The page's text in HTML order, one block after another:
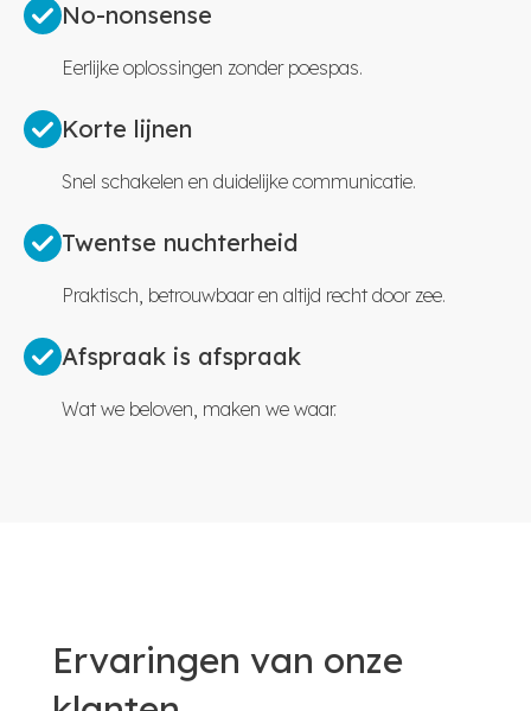
No-nonsense
Eerlijke oplossingen zonder poespas.
Korte lijnen
Snel schakelen en duidelijke communicatie.
Twentse nuchterheid
Praktisch, betrouwbaar en altijd recht door zee.
Afspraak is afspraak
Wat we beloven, maken we waar.
Ervaringen van onze